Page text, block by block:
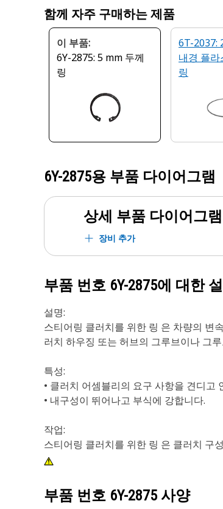
함께 자주 구매하는 제품
이 부품:
6Y-2875: 5 mm 두께
링
6T-2037:
내경 플라
링
6Y-2875용 부품 다이어그램
상세 부품 다이어그램
장비 추가
부품 번호 6Y-2875에 대한
설명:
스티어링 클러치를 위한 링 은 차량의 변
러치 하우징 또는 허브의 그루브이나 그
특성:
• 클러치 어셈블리의 요구 사항을 견디고
• 내구성이 뛰어나고 부식에 강합니다.
작업:
스티어링 클러치를 위한 링 은 클러치 구
부품 번호 6Y-2875 사양